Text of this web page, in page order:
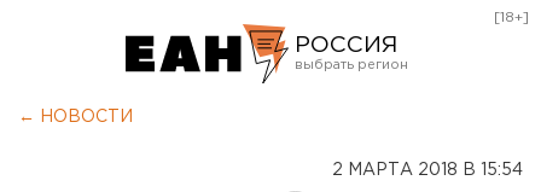
РОССИЯ
[18+]
← НОВОСТИ
2 МАРТА 2018 В 15:54